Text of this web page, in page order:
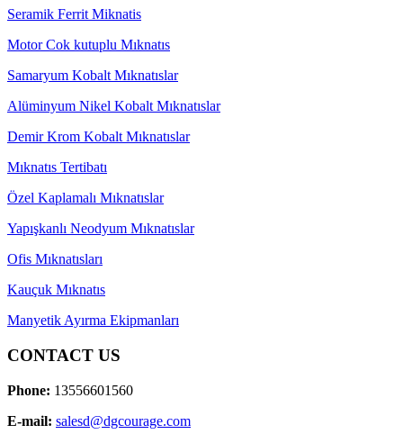
Seramik Ferrit Miknatis
Motor Cok kutuplu Mıknatıs
Samaryum Kobalt Mıknatıslar
Alüminyum Nikel Kobalt Mıknatıslar
Demir Krom Kobalt Mıknatıslar
Mıknatıs Tertibatı
Özel Kaplamalı Mıknatıslar
Yapışkanlı Neodyum Mıknatıslar
Ofis Mıknatısları
Kauçuk Mıknatıs
Manyetik Ayırma Ekipmanları
CONTACT US
Phone: 13556601560
E-mail: salesd@dgcourage.com